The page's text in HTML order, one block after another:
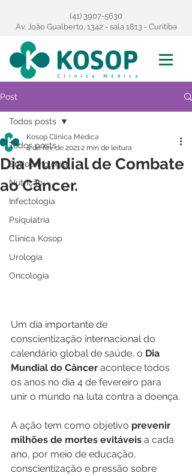
(41) 3907-5630
Av. João Gualberto, 1342 - sala 1813 - Curitiba
Post
Todos posts
Endocrinologia
Nutrição
Infectologia
Psiquiatria
Clínica Kosop
Urologia
Oncologia
Todos posts
Dia Mundial de Combate
ao Câncer.
Kosop Clínica Médica
4 de fev. de 20212 min de leitura
Um dia importante de
conscientização internacional do
calendário global de saúde, o Dia
Mundial do Câncer acontece todos
os anos no dia 4 de fevereiro para
unir o mundo na luta contra a doença.
A ação tem como objetivo prevenir
milhões de mortes evitáveis a cada
ano, por meio de educação,
conscientização e pressão sobre